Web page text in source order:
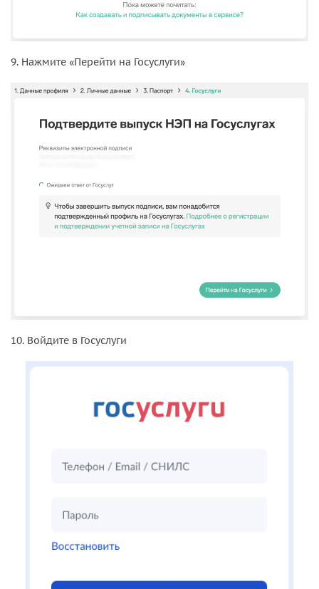
9. Нажмите «Перейти на Госуслуги»
10. Войдите в Госуслуги